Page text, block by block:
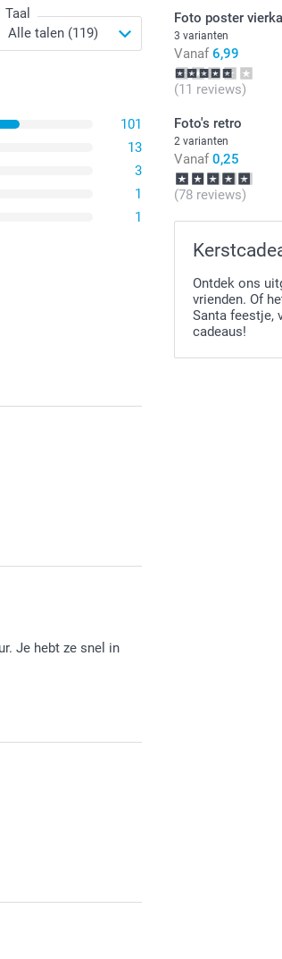
Papiertype
Gratis
Witte kaders
0,02 / stuk
Taal
101
13
3
1
1
Je hebt ze snel in
Foto poster
3 varianten
Vanaf 6,99
(11 reviews)
Foto's retro
2 varianten
Vanaf 0,25
(78 reviews)
Ontdek ons
vrienden. Of
Santa feestje,
cadeaus!